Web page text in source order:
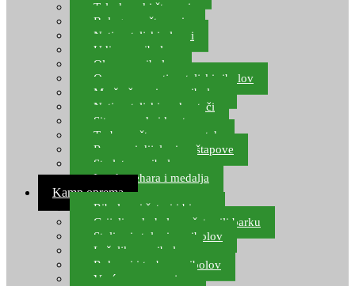
Teleskopski štapovi
Bolognese štapovi
Natjecateljski plovci
Udice za ribolov
Olovo za ribolov
Oprema za natjecateljski ribolov
Mreže čuvarice za ribolov
Natjecateljski podmetači
Sito, posude i kante
Torbe za štapove – match
Rezervni dijelovi za štapove
Starlete za ribolov
Izrada pehara i medalja
Kamp oprema
Ribolovni šatori i bivvy
Grijalice, kuhala za šator ili barku
Stolice i stolovi za ribolov
Ležaljke za ribolov
Ruksaci i torbe za ribolov
Vreće za spavanje